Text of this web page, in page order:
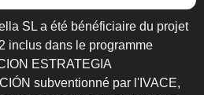
SL a été bénéficiaire du projet
inclus dans le programme
ESTRATEGIA
subventionné par l'IVACE,